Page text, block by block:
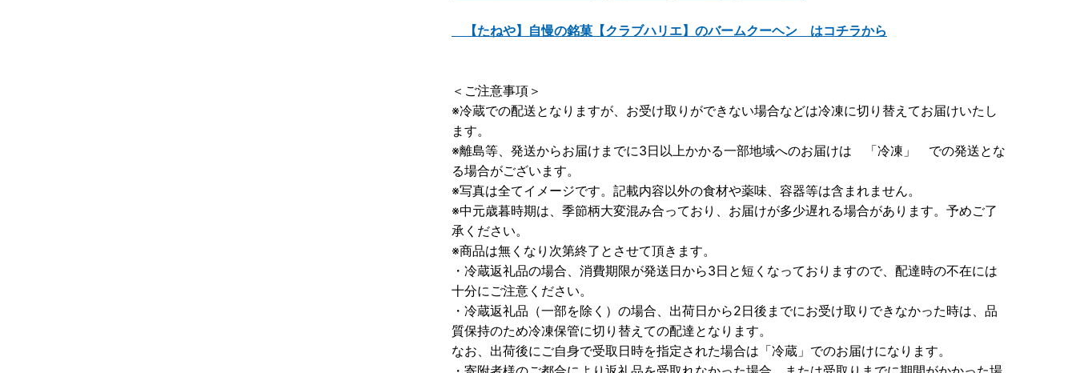
【たねや】自慢の銘菓【クラブハリエ】のバームクーヘン はコチラから
＜ご注意事項＞
※冷蔵での配送となりますが、お受け取りができない場合などは冷凍に切り替えてお届けいたし
ます。
※離島等、発送からお届けまでに3日以上かかる一部地域へのお届けは 「冷凍」 での発送とな
る場合がございます。
※写真は全てイメージです。記載内容以外の食材や薬味、容器等は含まれません。
※中元歳暮時期は、季節柄大変混み合っており、お届けが多少遅れる場合があります。予めご了
承ください。
※商品は無くなり次第終了とさせて頂きます。
・冷蔵返礼品の場合、消費期限が発送日から3日と短くなっておりますので、配達時の不在には
十分にご注意ください。
・冷蔵返礼品（一部を除く）の場合、出荷日から2日後までにお受け取りできなかった時は、品
質保持のため冷凍保管に切り替えての配達となります。
なお、出荷後にご自身で受取日時を指定された場合は「冷蔵」でのお届けになります。